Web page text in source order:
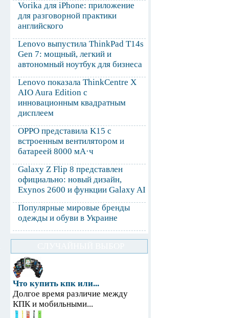
Vorika для iPhone: приложение
для разговорной практики
английского
Lenovo выпустила ThinkPad T14s
Gen 7: мощный, легкий и
автономный ноутбук для бизнеса
Lenovo показала ThinkCentre X
AIO Aura Edition с
инновационным квадратным
дисплеем
OPPO представила K15 с
встроенным вентилятором и
батареей 8000 мА·ч
Galaxy Z Flip 8 представлен
официально: новый дизайн,
Exynos 2600 и функции Galaxy AI
Популярные мировые бренды
одежды и обуви в Украине
Что купить кпк или...
Долгое время различие между
КПК и мобильными...